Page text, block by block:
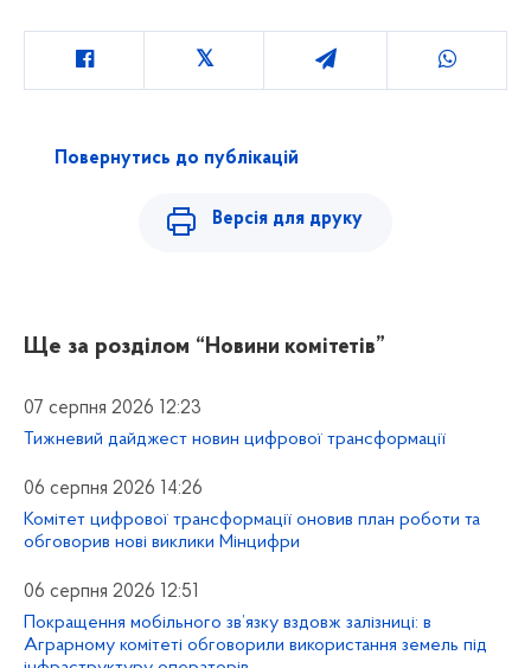
Повернутись до публікацій
Версія для друку
Ще за розділом “Новини комітетів”
07 серпня 2026 12:23
Тижневий дайджест новин цифрової трансформації
06 серпня 2026 14:26
Комітет цифрової трансформації оновив план роботи та
обговорив нові виклики Мінцифри
06 серпня 2026 12:51
Покращення мобільного зв’язку вздовж залізниці: в
Аграрному комітеті обговорили використання земель під